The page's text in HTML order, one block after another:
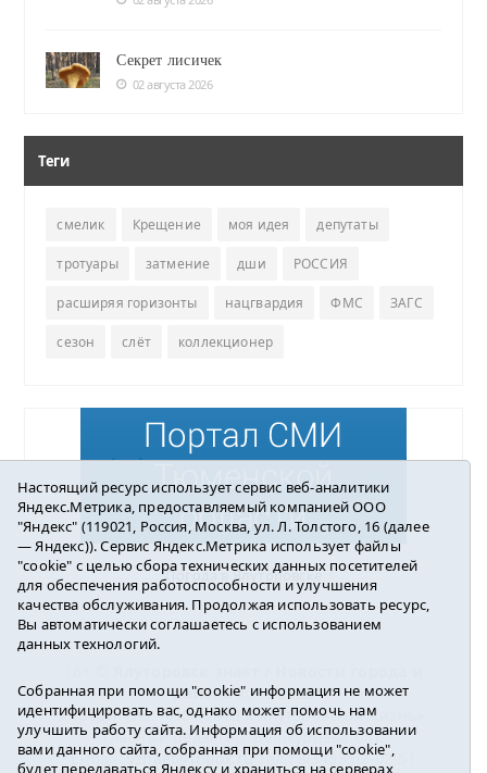
Секрет лисичек
02 августа 2026
Теги
смелик Крещение моя идея депутаты
тротуары затмение дши РОССИЯ
расширяя горизонты нацгвардия ФМС ЗАГС
сезон слёт коллекционер
Погода в Ялуторовске
района2016-2023
Учредитель: АНО «ИИЦ « Ялуторовская жизнь».
Главный редактор: Вешкурцева С.П.
E-mail:yznaet@inbox.ruТел.: 8(34535)2-02-51
Настоящий ресурс использует сервис веб-аналитики
Яндекс.Метрика, предоставляемый компанией ООО
"Яндекс" (119021, Россия, Москва, ул. Л. Толстого, 16 (далее
— Яндекс)). Сервис Яндекс.Метрика использует файлы
"cookie" с целью сбора технических данных посетителей
для обеспечения работоспособности и улучшения
качества обслуживания. Продолжая использовать ресурс,
Вы автоматически соглашаетесь с использованием
данных технологий.
Собранная при помощи "cookie" информация не может
идентифицировать вас, однако может помочь нам
улучшить работу сайта. Информация об использовании
вами данного сайта, собранная при помощи "cookie",
будет передаваться Яндексу и храниться на серверах